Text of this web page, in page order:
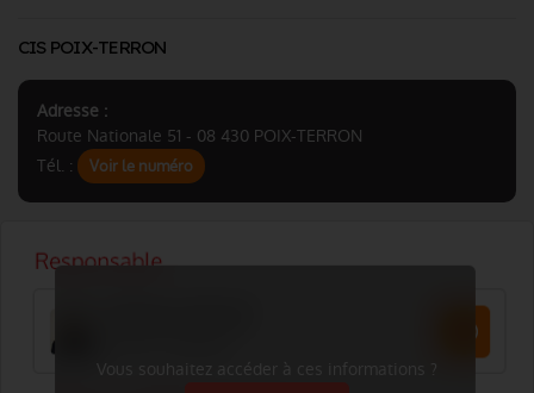
CIS POIX-TERRON
Adresse :
Route Nationale 51 - 08 430 POIX-TERRON
Tél. :
Voir le numéro
Vous souhaitez accéder à ces informations ?